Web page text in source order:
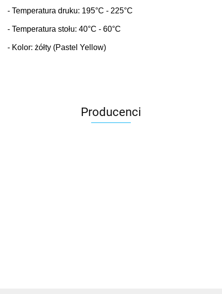
- Temperatura druku: 195°C - 225°C
- Temperatura stołu: 40°C - 60°C
- Kolor: żółty (Pastel Yellow)
Producenci